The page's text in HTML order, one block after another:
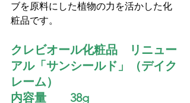
ブを原料にした植物の力を活かした化
クレビオール化粧品　リニュー
アル「サンシールド」（デイク
内容量　　38g